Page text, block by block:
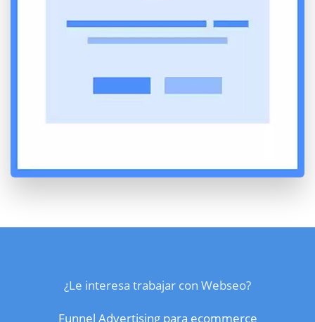
¿Le interesa trabajar con Webseo?
Funnel Advertising para ecommerce